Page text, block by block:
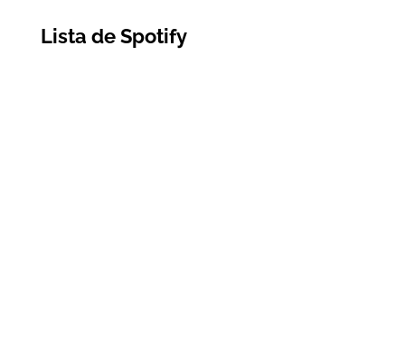
Lista de Spotify